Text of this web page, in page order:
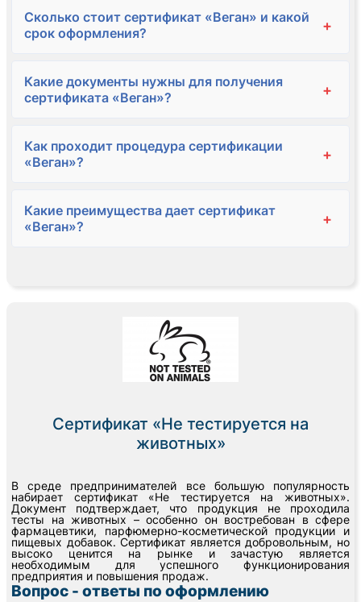
Сколько стоит сертификат «Веган» и какой
срок оформления?
+
Какие документы нужны для получения
сертификата «Веган»?
+
Как проходит процедура сертификации
«Веган»?
+
Какие преимущества дает сертификат
«Веган»?
+
Сертификат «Не тестируется на
животных»
В среде предпринимателей все большую популярность
набирает сертификат «Не тестируется на животных».
Документ подтверждает, что продукция не проходила
тесты на животных – особенно он востребован в сфере
фармацевтики, парфюмерно-косметической продукции и
пищевых добавок. Сертификат является добровольным, но
высоко ценится на рынке и зачастую является
необходимым для успешного функционирования
предприятия и повышения продаж.
Вопрос - ответы по оформлению